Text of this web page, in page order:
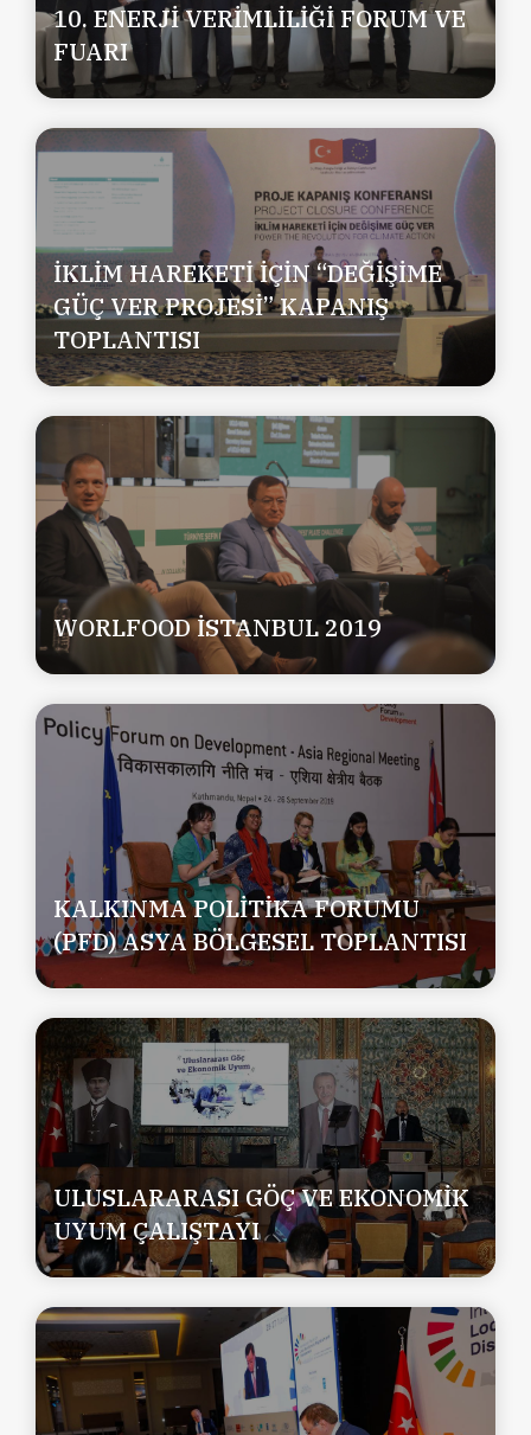
10. ENERJİ VERİMLİLİĞİ FORUM VE
FUARI
İKLİM HAREKETİ İÇİN “DEĞİŞİME
GÜÇ VER PROJESİ” KAPANIŞ
TOPLANTISI
WORLFOOD İSTANBUL 2019
KALKINMA POLİTİKA FORUMU
(PFD) ASYA BÖLGESEL TOPLANTISI
ULUSLARARASI GÖÇ VE EKONOMİK
UYUM ÇALIŞTAYI